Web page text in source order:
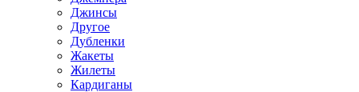
Джинсы
Другое
Дубленки
Жакеты
Жилеты
Кардиганы